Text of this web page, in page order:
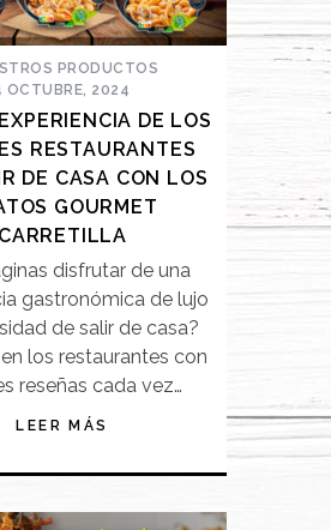
PRODUCTOS
OCTUBRE, 2024
DE LOS
RESTAURANTES
DE CASA CON LOS
GOURMET
CARRETILLA
disfrutar de una
gastronómica de lujo
de salir de casa?
los restaurantes con
reseñas cada vez…
LEER MÁS